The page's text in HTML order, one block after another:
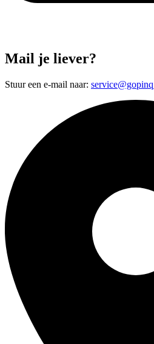
Mail je liever?
Stuur een e-mail naar: